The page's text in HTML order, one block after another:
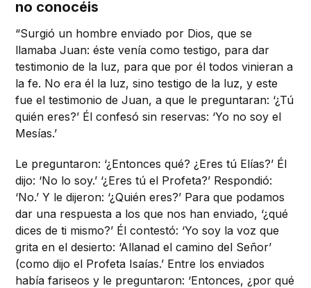
no conocéis
“Surgió un hombre enviado por Dios, que se
llamaba Juan: éste venía como testigo, para dar
testimonio de la luz, para que por él todos vinieran a
la fe. No era él la luz, sino testigo de la luz, y este
fue el testimonio de Juan, a que le preguntaran: ‘¿Tú
quién eres?’ Él confesó sin reservas: ‘Yo no soy el
Mesías.’
Le preguntaron: ‘¿Entonces qué? ¿Eres tú Elías?’ Él
dijo: ‘No lo soy.’ ‘¿Eres tú el Profeta?’ Respondió:
‘No.’ Y le dijeron: ‘¿Quién eres?’ Para que podamos
dar una respuesta a los que nos han enviado, ‘¿qué
dices de ti mismo?’ Él contestó: ‘Yo soy la voz que
grita en el desierto: ‘Allanad el camino del Señor’
(como dijo el Profeta Isaías.’ Entre los enviados
había fariseos y le preguntaron: ‘Entonces, ¿por qué